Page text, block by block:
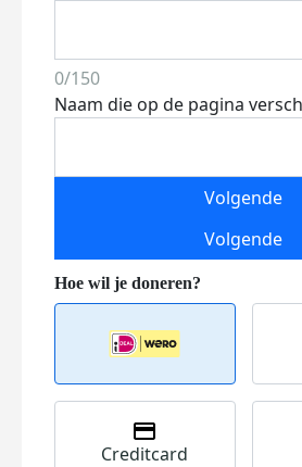
0/150
Naam die op de pagina
Volgende
Volgende
Creditcard